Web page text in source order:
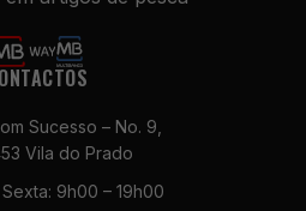
Sucesso – No. 9,
Vila do Prado
9h00 – 19h00